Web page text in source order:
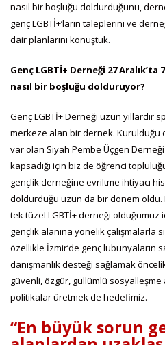
nasıl bir boşluğu doldurduğunu,
genç LGBTİ+’ların taleplerini ve
dair planlarını konuştuk.
Genç LGBTİ+ Derneği 27
nasıl bir boşluğu dolduruyor?
Genç LGBTİ+ Derneği uzun yıllardır
merkeze alan bir dernek. Kurulduğu
var olan Siyah Pembe Üçgen
kapsadığı için biz de öğrenci
gençlik derneğine evriltme ihtiyacı
doldurduğu uzun da bir dönem oldu.
tek tüzel LGBTİ+ derneği olduğumuz
gençlik alanına yönelik çalışmalarla
özellikle İzmir’de genç lubunyaların
danışmanlık desteği sağlamak
güvenli, özgür, gullümlü
politikalar üretmek de hedefimiz.
“En büyük sorun